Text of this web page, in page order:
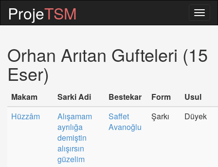
ProjeTSM
Orhan Arıtan Gufteleri (15
Eser)
Makam Sarki Adi Bestekar Form
Usul
Hüzzâm
Alışamam
ayrılığa
demiştin
alışırsın
güzelim
Saffet
Avanoğlu
Şarkı Düyek